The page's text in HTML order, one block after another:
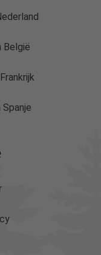
België
Spanje